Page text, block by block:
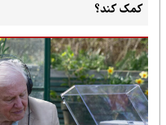
کمک کند؟